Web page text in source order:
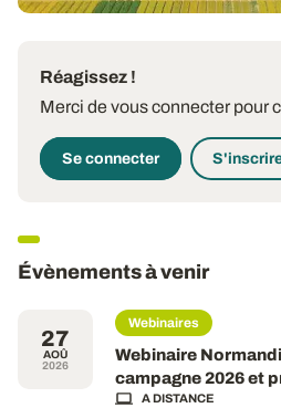
Réagissez !
Merci de vous connecter pour
Se connecter
Évènements à venir
27
AOÛ
2026
Webinaires
Webinaire
campagne 2026 et
A DISTANCE